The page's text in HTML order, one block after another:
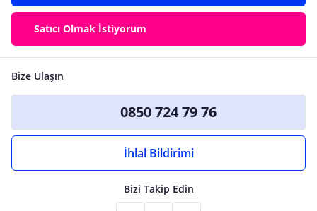
Satıcı Olmak İstiyorum
Bize Ulaşın
0850 724 79 76
İhlal Bildirimi
Bizi Takip Edin